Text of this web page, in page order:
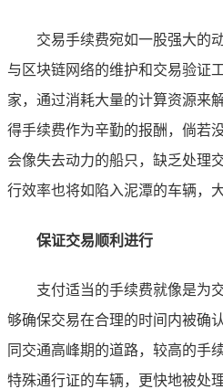
交易手续费宛如一股强大的
与区块链网络的维护和交易验证
家，通过消耗大量的计算资源来
得手续费作为辛勤的报酬，倘若
会像失去动力的船只，缺乏处理
行效率也将如陷入泥潭的车辆，
保证交易顺利进行
支付适当的手续费就像是为
够确保交易在合理的时间内被确
同交通高峰期的道路，较高的手
特殊通行证的车辆，更快地被处